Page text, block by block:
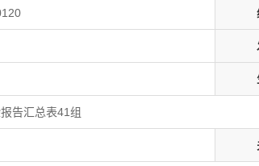
告汇总表41组